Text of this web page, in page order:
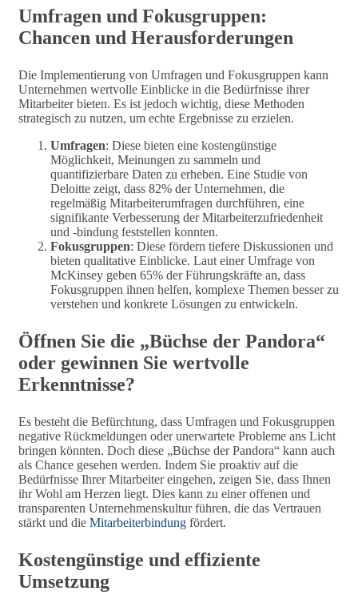
Umfragen und Fokusgruppen:
Chancen und Herausforderungen
Die Implementierung von Umfragen und Fokusgruppen kann
Unternehmen wertvolle Einblicke in die Bedürfnisse ihrer
Mitarbeiter bieten. Es ist jedoch wichtig, diese Methoden
strategisch zu nutzen, um echte Ergebnisse zu erzielen.
Umfragen: Diese bieten eine kostengünstige
Möglichkeit, Meinungen zu sammeln und
quantifizierbare Daten zu erheben. Eine Studie von
Deloitte zeigt, dass 82% der Unternehmen, die
regelmäßig Mitarbeiterumfragen durchführen, eine
signifikante Verbesserung der Mitarbeiterzufriedenheit
und -bindung feststellen konnten.
Fokusgruppen: Diese fördern tiefere Diskussionen und
bieten qualitative Einblicke. Laut einer Umfrage von
McKinsey geben 65% der Führungskräfte an, dass
Fokusgruppen ihnen helfen, komplexe Themen besser zu
verstehen und konkrete Lösungen zu entwickeln.
Öffnen Sie die „Büchse der Pandora“
oder gewinnen Sie wertvolle
Erkenntnisse?
Es besteht die Befürchtung, dass Umfragen und Fokusgruppen
negative Rückmeldungen oder unerwartete Probleme ans Licht
bringen könnten. Doch diese „Büchse der Pandora“ kann auch
als Chance gesehen werden. Indem Sie proaktiv auf die
Bedürfnisse Ihrer Mitarbeiter eingehen, zeigen Sie, dass Ihnen
ihr Wohl am Herzen liegt. Dies kann zu einer offenen und
transparenten Unternehmenskultur führen, die das Vertrauen
stärkt und die Mitarbeiterbindung fördert.
Kostengünstige und effiziente
Umsetzung